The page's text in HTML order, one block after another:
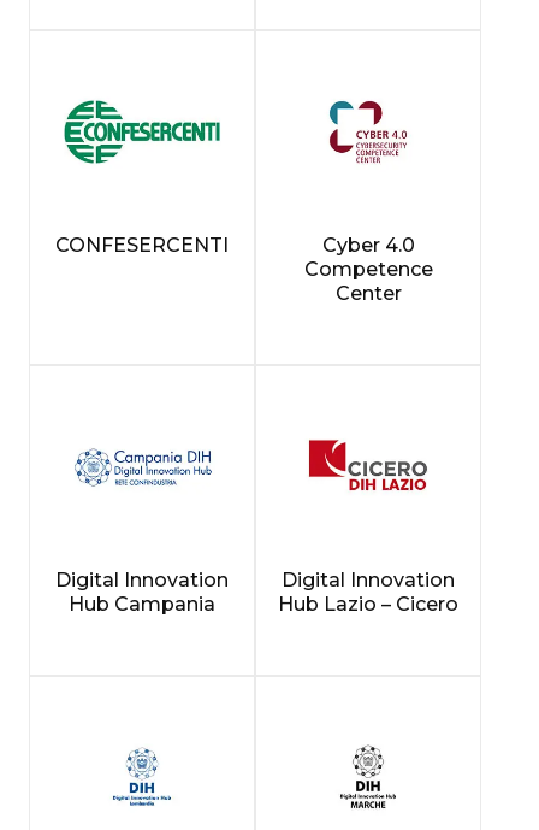
CONFESERCENTI
Cyber 4.0
Competence
Center
Digital Innovation
Hub Campania
Digital Innovation
Hub Lazio – Cicero